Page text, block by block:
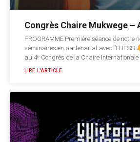
Congrès Chaire Mukwege –
PROGRAMME Première séance de notre
séminaires en partenariat avec l’EHESS
au 4ᵉ Congrès de la Chaire
LIRE L'ARTICLE